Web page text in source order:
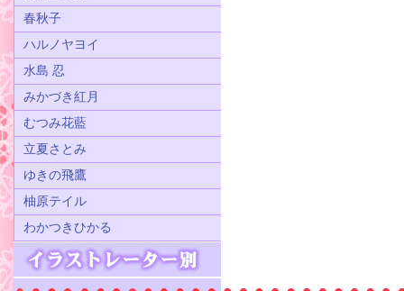
春秋子
ハルノヤヨイ
水島 忍
みかづき紅月
むつみ花藍
立夏さとみ
ゆきの飛鷹
柚原テイル
わかつきひかる